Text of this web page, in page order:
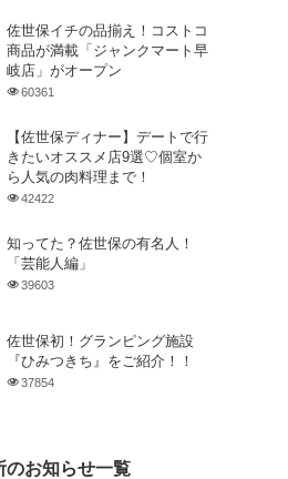
佐世保イチの品揃え！コストコ
商品が満載「ジャンクマート早
岐店」がオープン
60361
【佐世保ディナー】デートで行
きたいオススメ店9選♡個室か
ら人気の肉料理まで！
42422
知ってた？佐世保の有名人！
「芸能人編」
39603
佐世保初！グランピング施設
『ひみつきち』をご紹介！！
37854
のお知らせ一覧